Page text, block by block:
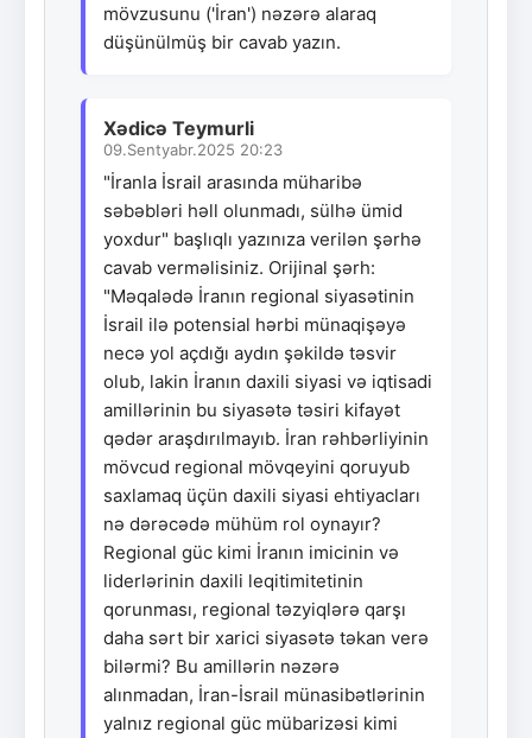
mövzusunu ('İran') nəzərə alaraq
düşünülmüş bir cavab yazın.
Xədicə Teymurli
09.Sentyabr.2025 20:23
"İranla İsrail arasında müharibə
səbəbləri həll olunmadı, sülhə ümid
yoxdur" başlıqlı yazınıza verilən şərhə
cavab verməlisiniz. Orijinal şərh:
"Məqalədə İranın regional siyasətinin
İsrail ilə potensial hərbi münaqişəyə
necə yol açdığı aydın şəkildə təsvir
olub, lakin İranın daxili siyasi və iqtisadi
amillərinin bu siyasətə təsiri kifayət
qədər araşdırılmayıb. İran rəhbərliyinin
mövcud regional mövqeyini qoruyub
saxlamaq üçün daxili siyasi ehtiyacları
nə dərəcədə mühüm rol oynayır?
Regional güc kimi İranın imicinin və
liderlərinin daxili leqitimitetinin
qorunması, regional təzyiqlərə qarşı
daha sərt bir xarici siyasətə təkan verə
bilərmi? Bu amillərin nəzərə
alınmadan, İran-İsrail münasibətlərinin
yalnız regional güc mübarizəsi kimi